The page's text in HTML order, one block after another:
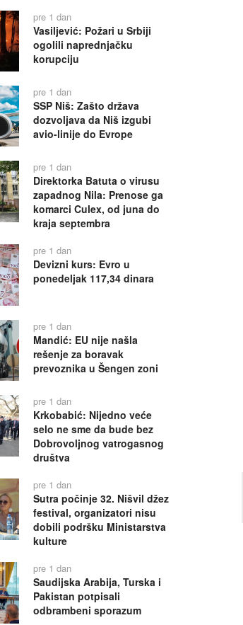
pre 1 dan
Vasiljević: Požari u Srbiji
ogolili naprednjačku
korupciju
pre 1 dan
SSP Niš: Zašto država
dozvoljava da Niš izgubi
avio-linije do Evrope
pre 1 dan
Direktorka Batuta o virusu
zapadnog Nila: Prenose ga
komarci Culex, od juna do
kraja septembra
pre 1 dan
Devizni kurs: Evro u
ponedeljak 117,34 dinara
pre 1 dan
Mandić: EU nije našla
rešenje za boravak
prevoznika u Šengen zoni
pre 1 dan
Krkobabić: Nijedno veće
selo ne sme da bude bez
Dobrovoljnog vatrogasnog
društva
pre 1 dan
Sutra počinje 32. Nišvil džez
festival, organizatori nisu
dobili podršku Ministarstva
kulture
pre 1 dan
Saudijska Arabija, Turska i
Pakistan potpisali
odbrambeni sporazum